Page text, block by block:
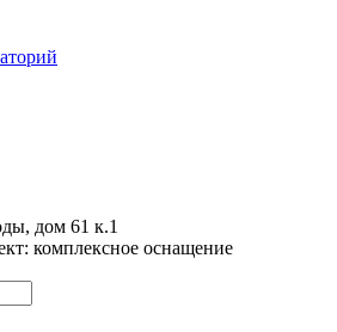
дом 61 к.1
комплексное оснащение